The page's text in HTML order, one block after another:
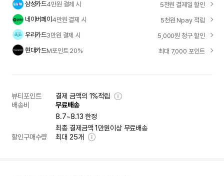
삼성카드4만원 결제 시
5천원 결제일 할인
네이버페이4만원 결제 시
5천원 Npay 적립
우리카드3만원 결제 시
5,000원 청구 할인
현대카드M포인트 20% 최대 7,000 포인트
뷰티포인트
결제 금액의 1%적립
배송비
무료배송
8.7~8.13 한정
최종 결제금액 1만원이상 무료배송
할인구매수량
최대25개